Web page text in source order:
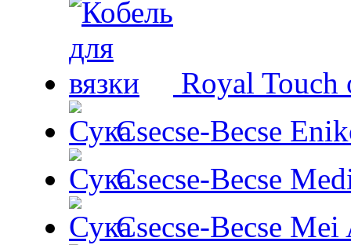
Royal Touch
Csecse-Becse
Csecse-Becse
Csecse-Becse Mei